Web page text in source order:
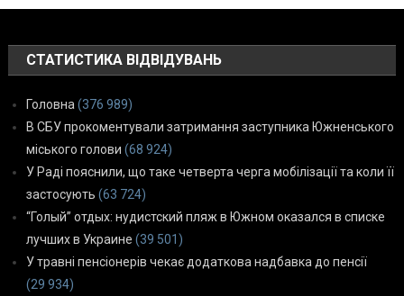
СТАТИСТИКА ВІДВІДУВАНЬ
Головна (376 989)
В СБУ прокоментували затримання заступника Южненського
міського голови (68 924)
У Раді пояснили, що таке четверта черга мобілізації та коли її
застосують (63 724)
“Голый” отдых: нудистский пляж в Южном оказался в списке
лучших в Украине (39 501)
У травні пенсіонерів чекає додаткова надбавка до пенсії
(29 934)